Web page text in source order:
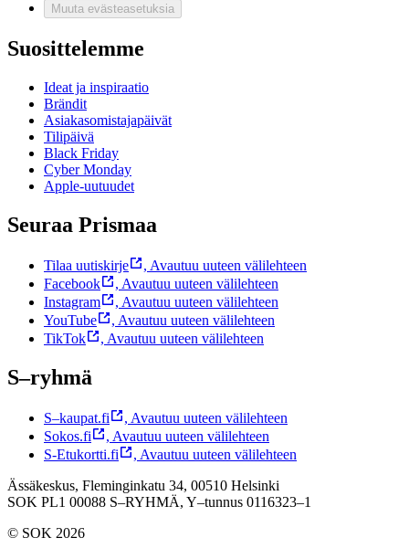
Muuta evästeasetuksia
Suosittelemme
Ideat ja inspiraatio
Brändit
Asiakasomistajapäivät
Tilipäivä
Black Friday
Cyber Monday
Apple-uutuudet
Seuraa Prismaa
Tilaa uutiskirje , Avautuu uuteen välilehteen
Facebook
, Avautuu uuteen välilehteen
Instagram
, Avautuu uuteen välilehteen
YouTube
, Avautuu uuteen välilehteen
TikTok
, Avautuu uuteen välilehteen
S–ryhmä
S–kaupat.fi , Avautuu uuteen välilehteen
Sokos.fi
, Avautuu uuteen välilehteen
S-Etukortti.fi
, Avautuu uuteen välilehteen
Ässäkeskus, Fleminginkatu 34, 00510 Helsinki
SOK PL1 00088 S–RYHMÄ, Y–tunnus 0116323–1
© SOK 2026